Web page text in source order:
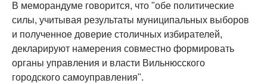
В меморандуме говорится, что "обе политические
силы, учитывая результаты муниципальных выборов
и полученное доверие столичных избирателей,
декларируют намерения совместно формировать
органы управления и власти Вильнюсского
городского самоуправления".